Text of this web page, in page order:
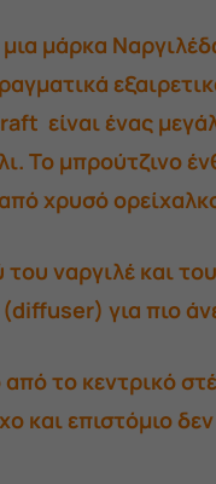
μια μάρκα
είναι ένας
Το μπρούτζινο
χρυσό
ναργιλέ και
(diffuser) για πιο
το κεντρικό
και επιστόμιο